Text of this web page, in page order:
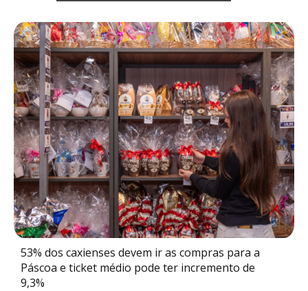
53% dos caxienses devem ir as compras para a
Páscoa e ticket médio pode ter incremento de
9,3%